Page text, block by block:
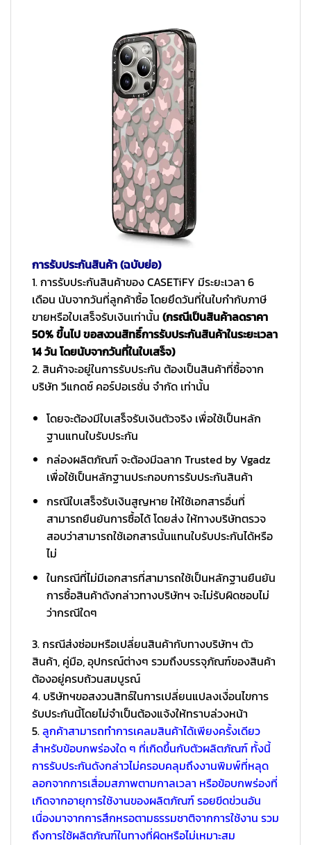
การรับประกันสินค้า (ฉบับย่อ)
1. การรับประกันสินค้าของ CASETiFY มีระยะเวลา 6
เดือน นับจากวันที่ลูกค้าซื้อ โดยยึดวันที่ในใบกำกับภาษี
ขายหรือใบเสร็จรับเงินเท่านั้น (กรณีเป็นสินค้าลดราคา
50% ขึ้นไป ขอสงวนสิทธิ์การรับประกันสินค้าในระยะเวลา
14 วัน โดยนับจากวันที่ในใบเสร็จ)
2. สินค้าจะอยู่ในการรับประกัน ต้องเป็นสินค้าที่ซื้อจาก
บริษัท วีแกดซ์ คอร์ปอเรชั่น จำกัด เท่านั้น
โดยจะต้องมีใบเสร็จรับเงินตัวจริง เพื่อใช้เป็นหลัก
ฐานแทนใบรับประกัน
กล่องผลิตภัณฑ์ จะต้องมีฉลาก Trusted by Vgadz
เพื่อใช้เป็นหลักฐานประกอบการรับประกันสินค้า
กรณีใบเสร็จรับเงินสูญหาย ให้ใช้เอกสารอื่นที่
สามารถยืนยันการซื้อได้ โดยส่ง ให้ทางบริษัทตรวจ
สอบว่าสามารถใช้เอกสารนั้นแทนใบรับประกันได้หรือ
ไม่
ในกรณีที่ไม่มีเอกสารที่สามารถใช้เป็นหลักฐานยืนยัน
การซื้อสินค้าดังกล่าวทางบริษัทฯ จะไม่รับผิดชอบไม่
ว่ากรณีใดๆ
3. กรณีส่งซ่อมหรือเปลี่ยนสินค้ากับทางบริษัทฯ ตัว
สินค้า, คู่มือ, อุปกรณ์ต่างๆ รวมถึงบรรจุภัณฑ์ของสินค้า
ต้องอยู่ครบถ้วนสมบูรณ์
4. บริษัทฯขอสงวนสิทธ์ในการเปลี่ยนแปลงเงื่อนไขการ
รับประกันนี้โดยไม่จำเป็นต้องแจ้งให้ทราบล่วงหน้า
5.ลูกค้าสามารถทำการเคลมสินค้าได้เพียงครั้งเดียว
สำหรับข้อบกพร่องใด ๆ ที่เกิดขึ้นกับตัวผลิตภัณฑ์ ทั้งนี้
การรับประกันดังกล่าวไม่ครอบคลุมถึงงานพิมพ์ที่หลุด
ลอกจากการเสื่อมสภาพตามกาลเวลา หรือข้อบกพร่องที่
เกิดจากอายุการใช้งานของผลิตภัณฑ์ รอยขีดข่วนอัน
เนื่องมาจากการสึกหรอตามธรรมชาติจากการใช้งาน รวม
ถึงการใช้ผลิตภัณฑ์ในทางที่ผิดหรือไม่เหมาะสม